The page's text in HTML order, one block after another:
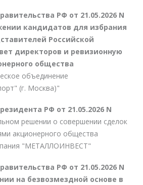
РФ от 21.05.2026 N
кандидатов для избрания
Российской
директоров и ревизионную
общества
объединение
(г. Москва)"
РФ от 21.05.2026 N
решении о совершении сделок
акционерного общества
"МЕТАЛЛОИНВЕСТ"
РФ от 21.05.2026 N
на безвозмездной основе в